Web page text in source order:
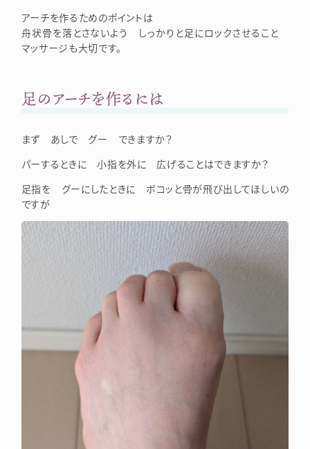
アーチを作るためのポイントは
舟状骨を落とさないよう しっかりと足にロックさせること
マッサージも大切です。
足のアーチを作るには
まず あしで グー できますか？
パーするときに 小指を外に 広げることはできますか？
足指を グーにしたときに ボコッと骨が飛び出してほしいの
ですが